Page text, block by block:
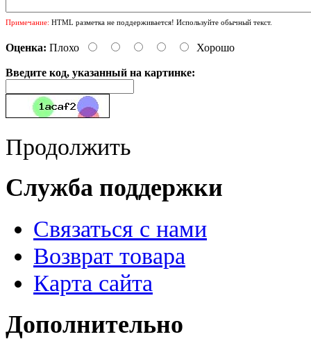
Примечание: HTML разметка не поддерживается! Используйте обычный текст.
Оценка: Плохо Хорошо
Введите код, указанный на картинке:
Продолжить
Служба поддержки
Связаться с нами
Возврат товара
Карта сайта
Дополнительно